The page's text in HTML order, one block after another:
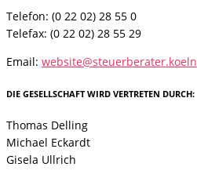
Telefon: (0 22 02) 28 55 0
Telefax: (0 22 02) 28 55 29
Email: website@steuerberater.koeln
DIE GESELLSCHAFT WIRD VERTRETEN DURCH:
Thomas Delling
Michael Eckardt
Gisela Ullrich